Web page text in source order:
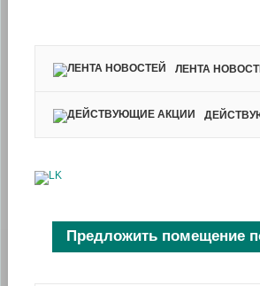
ЛЕНТА
Предложить помещение